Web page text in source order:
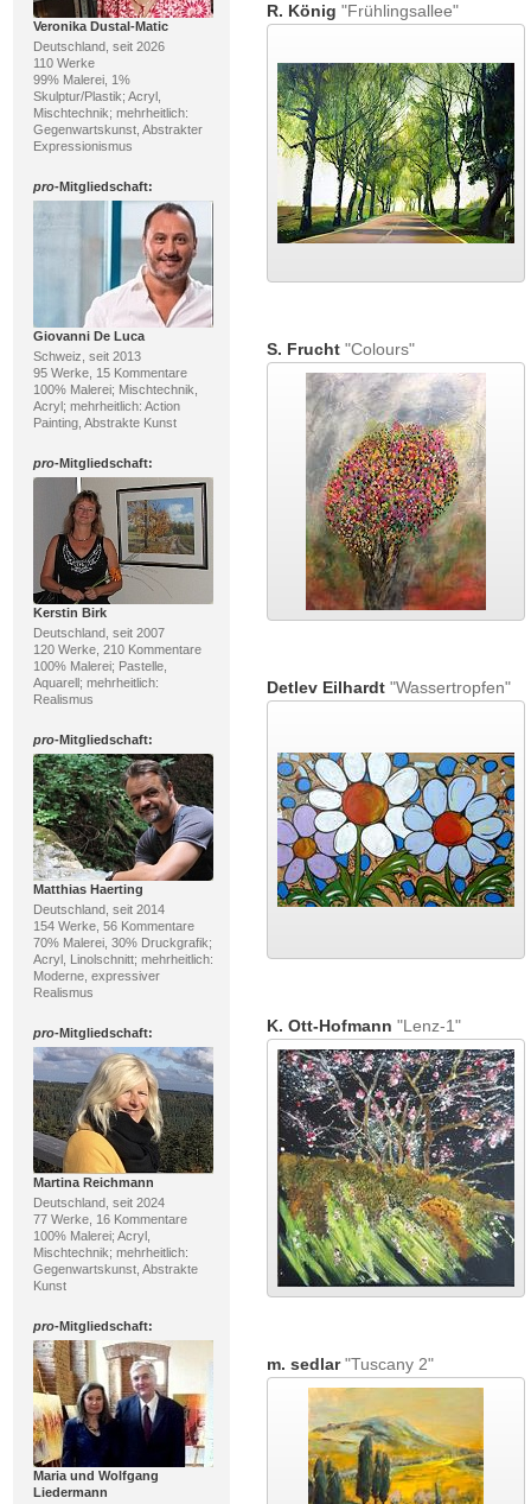
Veronika Dustal-Matic
Deutschland, seit 2026
110 Werke
99% Malerei, 1%
Skulptur/Plastik; Acryl,
Mischtechnik; mehrheitlich:
Gegenwartskunst, Abstrakter
Expressionismus
pro-Mitgliedschaft:
Giovanni De Luca
Schweiz, seit 2013
95 Werke, 15 Kommentare
100% Malerei; Mischtechnik,
Acryl; mehrheitlich: Action
Painting, Abstrakte Kunst
pro-Mitgliedschaft:
Kerstin Birk
Deutschland, seit 2007
120 Werke, 210 Kommentare
100% Malerei; Pastelle,
Aquarell; mehrheitlich:
Realismus
pro-Mitgliedschaft:
Matthias Haerting
Deutschland, seit 2014
154 Werke, 56 Kommentare
70% Malerei, 30% Druckgrafik;
Acryl, Linolschnitt; mehrheitlich:
Moderne, expressiver
Realismus
pro-Mitgliedschaft:
Martina Reichmann
Deutschland, seit 2024
77 Werke, 16 Kommentare
100% Malerei; Acryl,
Mischtechnik; mehrheitlich:
Gegenwartskunst, Abstrakte
Kunst
pro-Mitgliedschaft:
Maria und Wolfgang
Liedermann
R. König "Frühlingsallee"
S. Frucht"Colours"
Detlev Eilhardt"Wassertropfen"
K. Ott-Hofmann "Lenz-1"
m. sedlar"Tuscany 2"